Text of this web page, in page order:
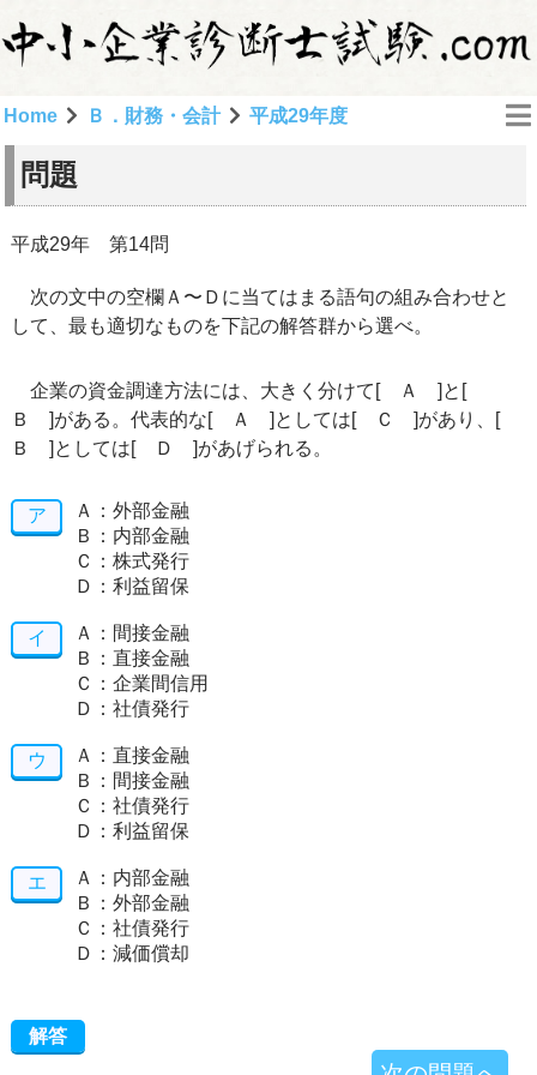
Home Ｂ．財務・会計 平成29年度
問題
平成29年 第14問
次の文中の空欄Ａ〜Ｄに当てはまる語句の組み合わせと
して、最も適切なものを下記の解答群から選べ。
企業の資金調達方法には、大きく分けて[ Ａ ]と[
Ｂ ]がある。代表的な[ Ａ ]としては[ Ｃ ]があり、[
Ｂ ]としては[ Ｄ ]があげられる。
ア
Ａ：外部金融
Ｂ：内部金融
Ｃ：株式発行
Ｄ：利益留保
イ
Ａ：間接金融
Ｂ：直接金融
Ｃ：企業間信用
Ｄ：社債発行
ウ
Ａ：直接金融
Ｂ：間接金融
Ｃ：社債発行
Ｄ：利益留保
エ
Ａ：内部金融
Ｂ：外部金融
Ｃ：社債発行
Ｄ：減価償却
解答